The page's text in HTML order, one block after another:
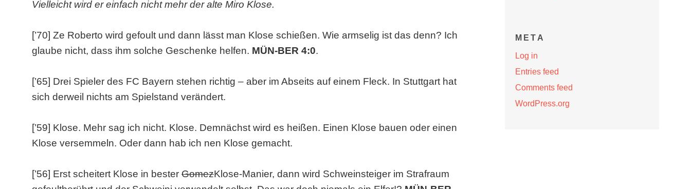
Vielleicht wird er einfach nicht mehr der alte Miro Klose.
[’70] Ze Roberto wird gefoult und dann lässt man Klose schießen. Wie armselig ist das denn? Ich
glaube nicht, dass ihm solche Geschenke helfen. MÜN-BER 4:0.
[’65] Drei Spieler des FC Bayern stehen richtig – aber im Abseits auf einem Fleck. In Stuttgart hat
sich derweil nichts am Spielstand verändert.
[’59] Klose. Mehr sag ich nicht. Klose. Demnächst wird es heißen. Einen Klose bauen oder einen
Klose versemmeln. Oder dann hab ich nen Klose gemacht.
[’56] Erst scheitert Klose in bester GomezKlose-Manier, dann wird Schweinsteiger im Strafraum
META
Log in
Entries feed
Comments feed
WordPress.org